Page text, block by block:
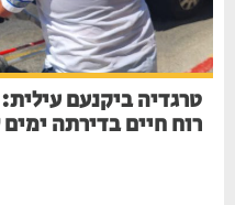
רוח חיים בדירתה ימים